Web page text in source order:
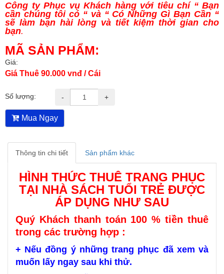
Công ty Phục vụ Khách hàng với tiêu chí “ Bạn
cần chúng tôi có “ và “ Có Những Gì Bạn Cần “
sẽ làm bạn hài lòng và tiết kiệm thời gian cho
bạn.
MÃ SẢN PHẨM:
Giá:
Giá Thuê 90.000 vnđ / Cái
Số lượng: - +
Mua Ngay
Thông tin chi tiết Sản phẩm khác
HÌNH THỨC THUÊ TRANG PHỤC
TẠI NHÀ SÁCH TUỔI TRẺ ĐƯỢC
ÁP DỤNG NHƯ SAU
Quý Khách thanh toán 100 % tiền thuê
trong các trường hợp :
+ Nếu đồng ý những trang phục đã xem và
muốn lấy ngay sau khi thử.